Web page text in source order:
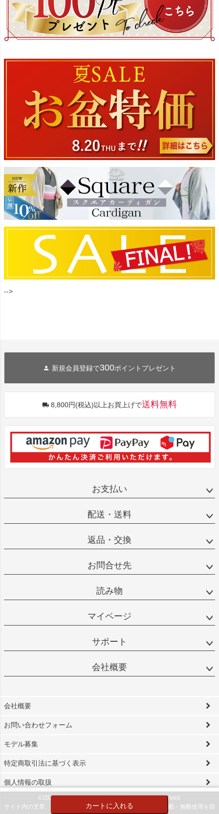
カートに入れる
-->
新規会員登録で300ポイントプレゼント
8,800円(税込)以上お買上げで送料無料
お支払い
配送・送料
返品・交換
お問合せ先
読み物
マイページ
サポート
会社概要
会社概要
お問い合わせフォーム
モデル募集
特定商取引法に基づく表示
個人情報の取扱
©2024 ビソワ・デザイン株式会社 All Rights reserved.
サイト内の文章、画像などの著作物は当社に属します。無断転載・無断使用を固